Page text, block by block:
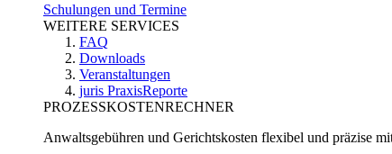
Schulungen und Termine
WEITERE SERVICES
FAQ
Downloads
Veranstaltungen
juris PraxisReporte
PROZESSKOSTENRECHNER
Anwaltsgebühren und Gerichtskosten flexibel und präzise